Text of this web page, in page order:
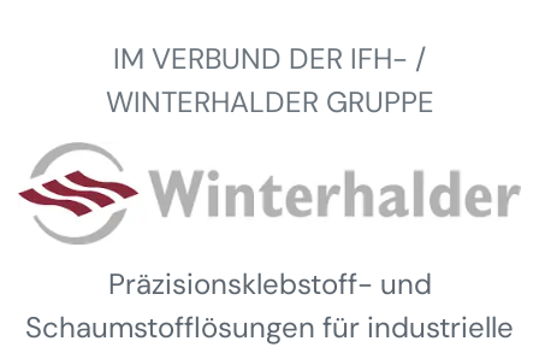
IM VERBUND DER IFH- /
WINTERHALDER GRUPPE
Winterhalder
Präzisionsklebstoff- und
Schaumstofflösungen für industrielle